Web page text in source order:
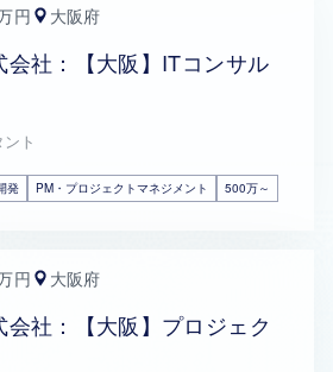
円 大阪府
会社：【大阪】ITコンサル
ト
発 PM・プロジェクトマネジメント 500万～
円 大阪府
会社：【大阪】プロジェク